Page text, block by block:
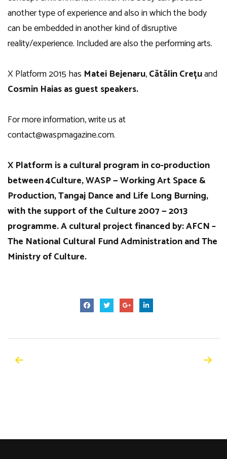
another type of experience and also in which the body
can be embedded in another kind of disruptive
reality/experience. Included are also the performing arts.
X Platform 2015 has Matei Bejenaru,Cătălin Crețuand
Cosmin Haiasas guest speakers.
For more information, write us at
contact@waspmagazine.com.
X Platform is a cultural program in co-production
between 4Culture, WASP — Working Art Space &
Production, Tangaj Dance and Life Long Burning,
with the support of the Culture 2007 — 2013
programme. A cultural project financed by: AFCN –
The National Cultural Fund Administration and The
Ministry of Culture.